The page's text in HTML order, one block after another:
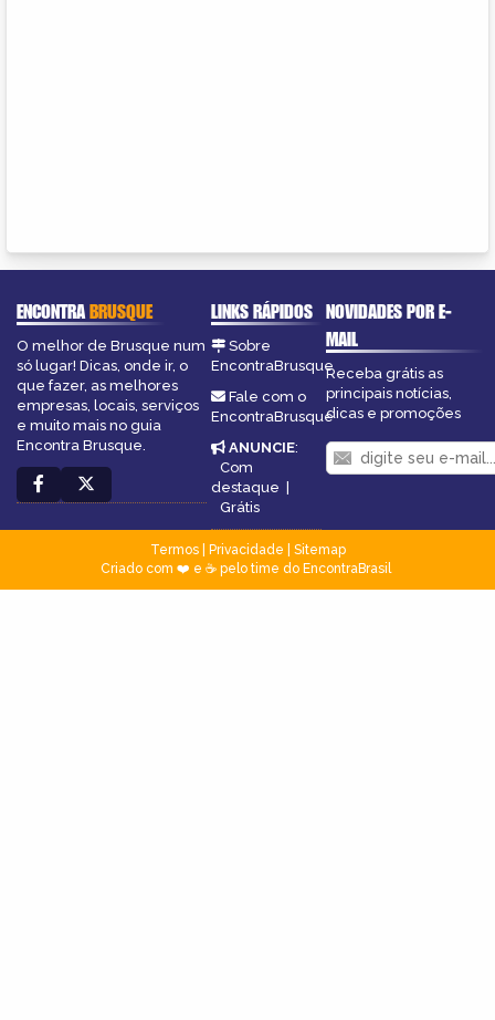
ENCONTRABRUSQUE
O melhor de Brusque num
só lugar! Dicas, onde ir, o
que fazer, as melhores
empresas, locais, serviços
e muito mais no guia
Encontra Brusque.
LINKS RÁPIDOS
Sobre
EncontraBrusque
Fale com o
EncontraBrusque
ANUNCIE:
Com
destaque |
Grátis
NOVIDADES POR E-
MAIL
Receba grátis as
principais notícias,
dicas e promoções
Termos| Privacidade
Sitemap
Criado com ❤️ e ☕ pelo time do EncontraBrasil